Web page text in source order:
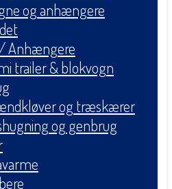
og anhængere
Anhængere
trailer & blokvogn
og træskærer
og genbrug